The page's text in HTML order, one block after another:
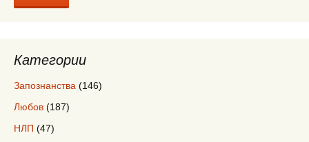
Категории
Запознанства (146)
Любов (187)
НЛП (47)